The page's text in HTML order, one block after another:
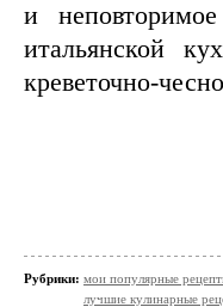
и
итальянской
креветочно-
Рубрики: мои популярные
лучшие кулинарные